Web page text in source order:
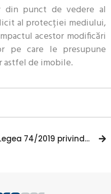
punct de vedere al
al protecției mediului,
acestor modificări
pe care le presupune
astfel de imobile.
Legea 74/2019 privind gestionarea siturilor potential contaminate si a celor contaminate: obligatii, termene, etape – partea I